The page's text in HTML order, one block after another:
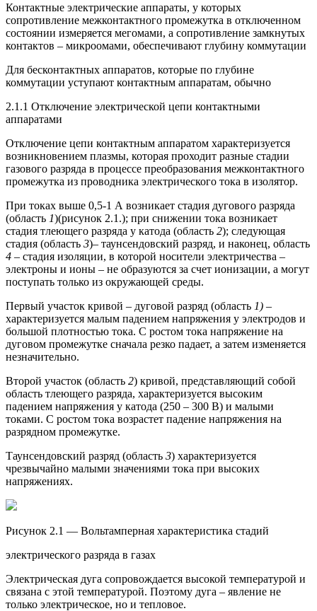
Контактные электрические аппараты, у которых
сопротивление межконтактного промежутка в отключенном
состоянии измеряется мегомами, а сопротивление замкнутых
контактов – микроомами, обеспечивают глубину коммутации
Для бесконтактных аппаратов, которые по глубине
коммутации уступают контактным аппаратам, обычно
2.1.1 Отключение электрической цепи контактными
аппаратами
Отключение цепи контактным аппаратом характеризуется
воз­никновением плазмы, которая проходит разные стадии
газового разряда в процессе преобразования межконтактного
промежутка из проводника электрического тока в изолятор.
При токах выше 0,5-1 А возникает стадия дугового разряда
(область 1)(рисунок 2.1.); при снижении тока возникает
стадия тлеющего разряда у катода (область 2); следующая
стадия (область 3)– таунсендовский разряд, и наконец, область
4 – стадия изоляции, в которой носители электричества –
электроны и ионы – не образуются за счет ионизации, а могут
поступать только из окружающей среды.
Первый участок кривой – дуговой разряд (область 1) –
характе­ризуется малым падением напряжения у электродов и
большой плотностью тока. С ростом тока напряжение на
дуговом промежутке сначала резко падает, а затем изменяется
незначительно.
Второй участок (область 2) кривой, представляющий собой
область тлеющего разряда, характеризуется высоким
падением напряжения у катода (250 – 300 В) и малыми
токами. С ростом тока возрастет падение напряжения на
разрядном промежутке.
Таунсендовский разряд (область 3) характеризуется
чрезвычайно малыми значениями тока при высоких
напряжениях.
Рисунок 2.1 — Вольтамперная характеристика стадий
электрического разряда в газах
Электрическая дуга сопровождается высокой температурой и
связана с этой температурой. Поэтому дуга – явление не
только электрическое, но и тепловое.